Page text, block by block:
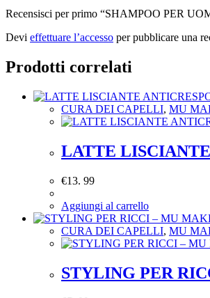
Recensisci per primo “SHAMPOO PER
Devi effettuare l’accesso per pubblicare una
Prodotti correlati
CURA DEI CAPELLI, MU
LATTE
€13. 99
Aggiungi al carrello
CURA DEI CAPELLI, MU
STYLING PER